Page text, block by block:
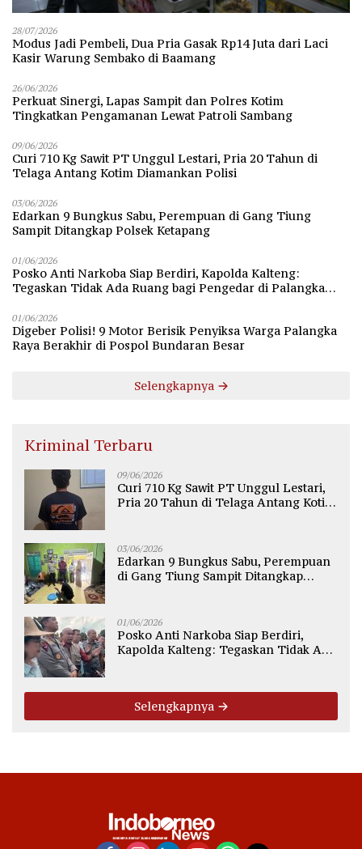
28/07/2026
Modus Jadi Pembeli, Dua Pria Gasak Rp14 Juta dari Laci
Kasir Warung Sembako di Baamang
26/06/2026
Perkuat Sinergi, Lapas Sampit dan Polres Kotim
Tingkatkan Pengamanan Lewat Patroli Sambang
09/06/2026
Curi 710 Kg Sawit PT Unggul Lestari, Pria 20 Tahun di
Telaga Antang Kotim Diamankan Polisi
03/06/2026
Edarkan 9 Bungkus Sabu, Perempuan di Gang Tiung
Sampit Ditangkap Polsek Ketapang
01/06/2026
Posko Anti Narkoba Siap Berdiri, Kapolda Kalteng:
Tegaskan Tidak Ada Ruang bagi Pengedar di Palangka
01/06/2026
Digeber Polisi! 9 Motor Berisik Penyiksa Warga Palangka
Raya Berakhir di Pospol Bundaran Besar
Selengkapnya
Kriminal Terbaru
09/06/2026
Curi 710 Kg Sawit PT Unggul Lestari,
Pria 20 Tahun di Telaga Antang Kotim
03/06/2026
Edarkan 9 Bungkus Sabu, Perempuan
di Gang Tiung Sampit Ditangkap
01/06/2026
Posko Anti Narkoba Siap Berdiri,
Kapolda Kalteng: Tegaskan Tidak Ada
Selengkapnya